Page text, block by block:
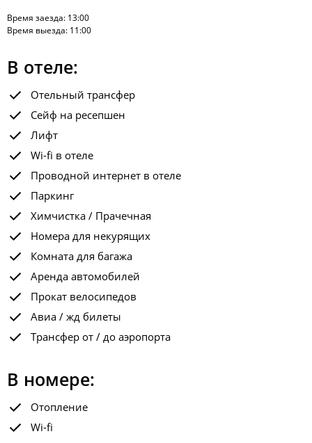
Время заезда: 13:00
Время выезда: 11:00
В отеле:
Отельный трансфер
Сейф на ресепшен
Лифт
Wi-fi в отеле
Проводной интернет в отеле
Паркинг
Химчистка / Прачечная
Номера для некурящих
Комната для багажа
Аренда автомобилей
Прокат велосипедов
Авиа / жд билеты
Трансфер от / до аэропорта
В номере:
Отопление
Wi-fi